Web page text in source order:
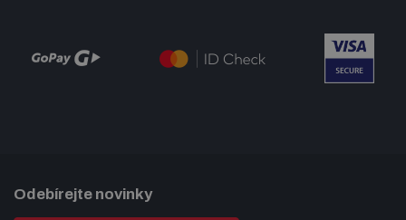
Odebírejte novinky